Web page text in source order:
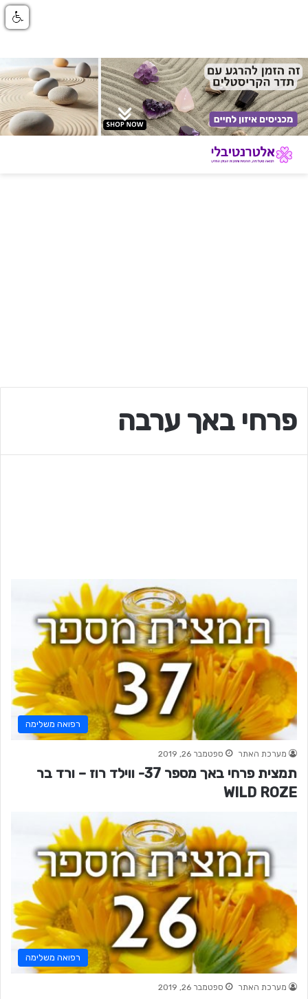
פרחי באך ערבה
רפואה משלימה
מערכת האתר ספטמבר 26, 2019
תמצית פרחי באך מספר 37- ווילד רוז – ורד בר
WILD ROZE
רפואה משלימה
מערכת האתר ספטמבר 26, 2019